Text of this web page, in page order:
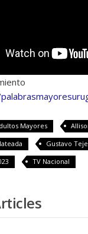
Mayores
Gustavo
TV Nacional